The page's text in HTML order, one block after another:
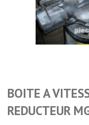
BOITE A
REDUCTEUR